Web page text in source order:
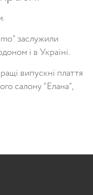
заслужили
і в Україні.
випускні плаття
салону “Елана”,